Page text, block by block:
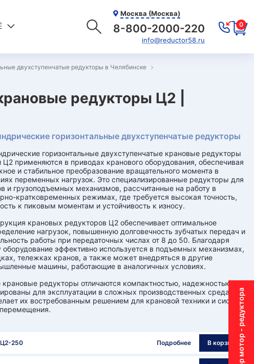
Москва (Москва)
8-800-2000-220
info@reductor58.ru
0
Подбор мотор - редуктора
двухступенчатые редукторы в Челябинске
редукторы Ц2 |
горизонтальные двухступенчатые редукторы
горизонтальные двухступенчатые крановые редукторы
Ц2 применяются в приводах кранового оборудования, обеспечивая
и стабильное преобразование вращательного момента в
переменных нагрузок. Это специализированные редукторы для
и грузоподъемных механизмов, рассчитанные на работу в
кратковременных режимах, где требуется высокая точность,
к пиковым моментам и устойчивость к износу.
крановых редукторов Ц2 обеспечивает оптимальное
нагрузок, повышенную долговечность зубчатых передач и
работы при передаточных числах от 8 до 50. Благодаря
оборудование эффективно используется в подъемных механизмах,
тележках кранов, а также может внедряться в другие
машины, работающие в аналогичных условиях.
крановые редукторы отличаются компактностью, надежностью и
для эксплуатации в сложных производственных средах,
их востребованным решением для крановой техники и систем
Ц2-250 Подробнее В корзину